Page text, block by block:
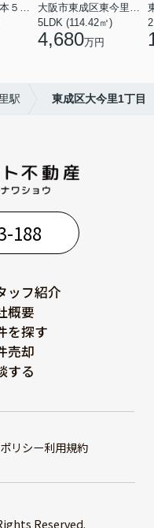
5LDK (114.42㎡)
4,680万円
駅 東成区大今里1丁目
188
ッフ紹介
概要
を探す
売却
する
リシー利用規約
Reserved.